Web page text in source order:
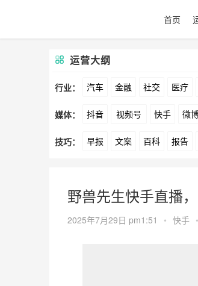
首页
运营大纲
行业： 汽车 金融 社交 医疗
文娱 跨境 科技 广告
媒体： 抖音 视频号 快手 微
爱奇艺 美柚 美图 最右
技巧： 早报 文案 百科 报告
野兽先生快手直播
2025年7月29日 pm1:51 • 快手 •